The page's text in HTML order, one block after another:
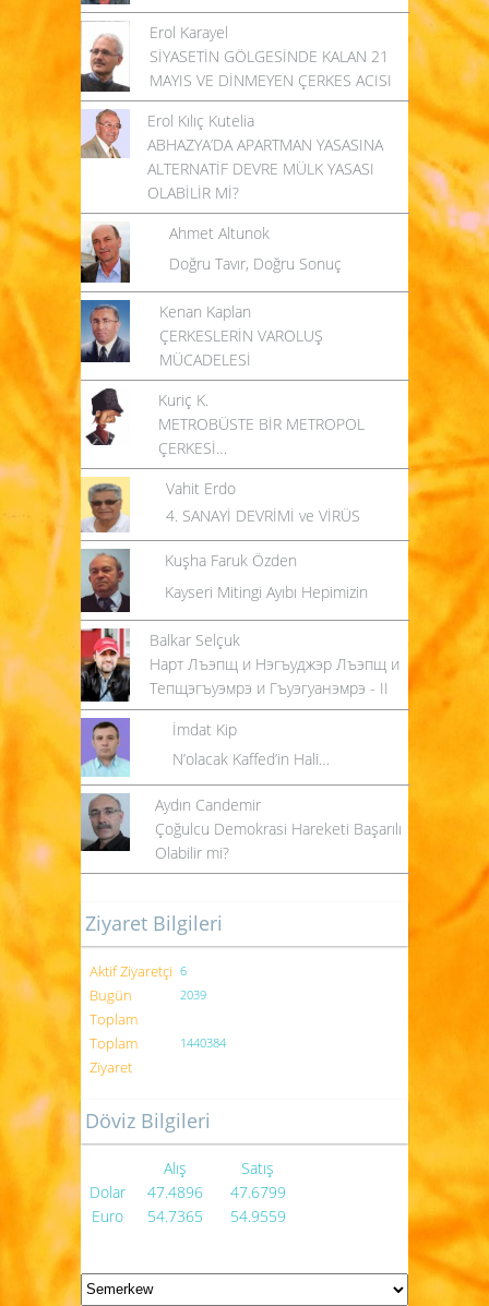
Erol Karayel
SİYASETİN GÖLGESİNDE KALAN 21
MAYIS VE DİNMEYEN ÇERKES ACISI
Erol Kılıç Kutelia
ABHAZYA’DA APARTMAN YASASINA
ALTERNATİF DEVRE MÜLK YASASI
OLABİLİR Mİ?
Ahmet Altunok
Doğru Tavır, Doğru Sonuç
Kenan Kaplan
ÇERKESLERİN VAROLUŞ
MÜCADELESİ
Kuriç K.
METROBÜSTE BİR METROPOL
ÇERKESİ…
Vahit Erdo
4. SANAYİ DEVRİMİ ve VİRÜS
Kuşha Faruk Özden
Kayseri Mitingi Ayıbı Hepimizin
Balkar Selçuk
Нарт Лъэпщ и Нэгъуджэр Лъэпщ и
Тепщэгъуэмрэ и Гъуэгуанэмрэ - II
İmdat Kip
N’olacak Kaffed’in Hali…
Aydın Candemir
Çoğulcu Demokrasi Hareketi Başarılı
Olabilir mi?
Ziyaret Bilgileri
Aktif Ziyaretçi 6
Bugün
Toplam
2039
Toplam
Ziyaret
1440384
Döviz Bilgileri
Alış
Satış
Dolar
47.4896
47.6799
Euro
54.7365 54.9559